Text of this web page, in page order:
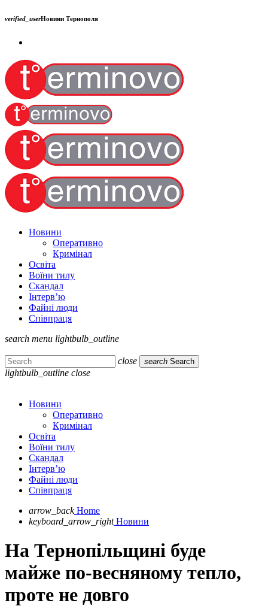
verified_userНовини Тернополя
Новини
Оперативно
Кримінал
Освіта
Воїни тилу
Скандал
Інтерв’ю
Файні люди
Співпраця
search menu lightbulb_outline
close search Search
lightbulb_outline close
Новини
Оперативно
Кримінал
Освіта
Воїни тилу
Скандал
Інтерв’ю
Файні люди
Співпраця
arrow_back Home
keyboard_arrow_right Новини
На Тернопільщині буде
майже по-весняному тепло,
проте не довго